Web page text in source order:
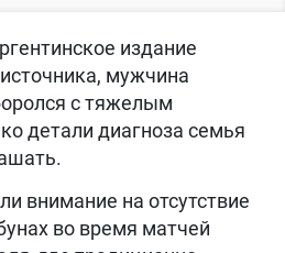
издание
мужчина
с тяжелым
детали диагноза семья
внимание на отсутствие
во время матчей